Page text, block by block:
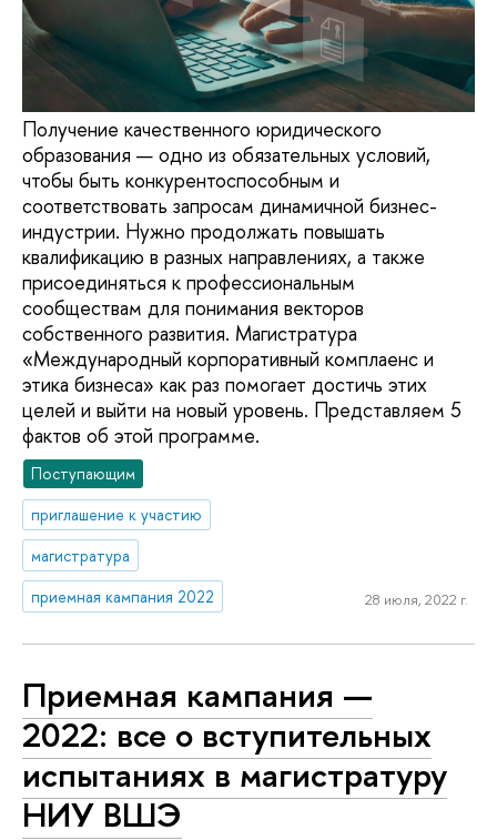
Получение качественного юридического
образования — одно из обязательных условий,
чтобы быть конкурентоспособным и
соответствовать запросам динамичной бизнес-
индустрии. Нужно продолжать повышать
квалификацию в разных направлениях, а также
присоединяться к профессиональным
сообществам для понимания векторов
собственного развития. Магистратура
«Международный корпоративный комплаенс и
этика бизнеса» как раз помогает достичь этих
целей и выйти на новый уровень. Представляем 5
фактов об этой программе.
Поступающим
приглашение к участию
магистратура
приемная кампания 2022
28 июля, 2022 г.
Приемная кампания —
2022: все о вступительных
испытаниях в магистратуру
НИУ ВШЭ